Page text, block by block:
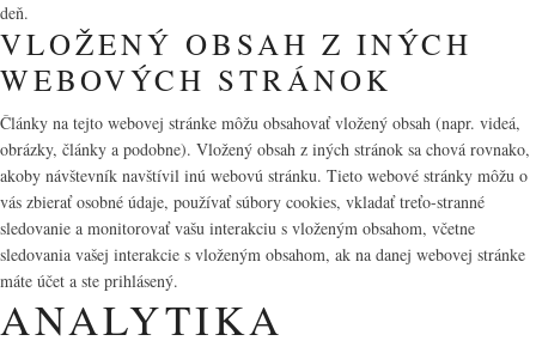
deň.
VLOŽENÝ OBSAH Z INÝCH
WEBOVÝCH STRÁNOK
Články na tejto webovej stránke môžu obsahovať vložený obsah (napr. videá,
obrázky, články a podobne). Vložený obsah z iných stránok sa chová rovnako,
akoby návštevník navštívil inú webovú stránku. Tieto webové stránky môžu o
vás zbierať osobné údaje, používať súbory cookies, vkladať treťo-stranné
sledovanie a monitorovať vašu interakciu s vloženým obsahom, včetne
sledovania vašej interakcie s vloženým obsahom, ak na danej webovej stránke
máte účet a ste prihlásený.
ANALYTIKA